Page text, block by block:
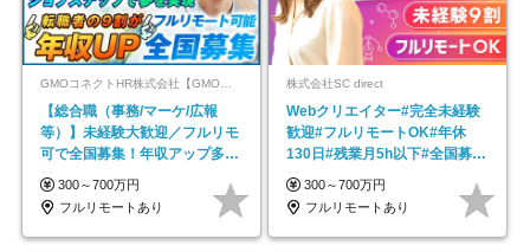
GMOコネクトHR株式会社【GMOインターネットグループ】
【総合職（事務/マーケ/広報
等）】未経験大歓迎／フルリモ
可で全国募集！年収アップ多数
★年休最大130日★
300～700万円
フルリモートあり
株式会社SC direct
Webクリエイター#完全未経験
歓迎#フルリモートOK#年休
130日#残業月5h以下#全国募集
#最大1年の研修
300～700万円
フルリモートあり